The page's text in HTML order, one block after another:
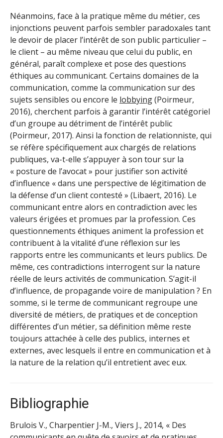
Néanmoins, face à la pratique même du métier, ces
injonctions peuvent parfois sembler paradoxales tant
le devoir de placer l’intérêt de son public particulier –
le client – au même niveau que celui du public, en
général, paraît complexe et pose des questions
éthiques au communicant. Certains domaines de la
communication, comme la communication sur des
sujets sensibles ou encore le lobbying(Poirmeur,
2016), cherchent parfois à garantir l’intérêt catégoriel
d’un groupe au détriment de l’intérêt public
(Poirmeur, 2017). Ainsi la fonction de relationniste, qui
se réfère spécifiquement aux chargés de relations
publiques, va-t-elle s’appuyer à son tour sur la
« posture de l’avocat » pour justifier son activité
d’influence « dans une perspective de légitimation de
la défense d’un client contesté » (Libaert, 2016). Le
communicant entre alors en contradiction avec les
valeurs érigées et promues par la profession. Ces
questionnements éthiques animent la profession et
contribuent à la vitalité d’une réflexion sur les
rapports entre les communicants et leurs publics. De
même, ces contradictions interrogent sur la nature
réelle de leurs activités de communication. S’agit-il
d’influence, de propagande voire de manipulation ? En
somme, si le terme de communicant regroupe une
diversité de métiers, de pratiques et de conception
différentes d’un métier, sa définition même reste
toujours attachée à celle des publics, internes et
externes, avec lesquels il entre en communication et à
la nature de la relation qu’il entretient avec eux.
Bibliographie
Brulois V., Charpentier J-M., Viers J., 2014, « Des